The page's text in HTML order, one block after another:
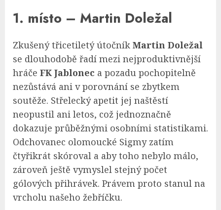
1. místo – Martin Doležal
Zkušený třicetiletý útočník Martin Doležal
se dlouhodobě řadí mezi nejproduktivnější
hráče FK Jablonec a pozadu pochopitelně
nezůstává ani v porovnání se zbytkem
soutěže. Střelecký apetit jej naštěstí
neopustil ani letos, což jednoznačně
dokazuje průběžnými osobními statistikami.
Odchovanec olomoucké Sigmy zatím
čtyřikrát skóroval a aby toho nebylo málo,
zároveň ještě vymyslel stejný počet
gólových přihrávek. Právem proto stanul na
vrcholu našeho žebříčku.